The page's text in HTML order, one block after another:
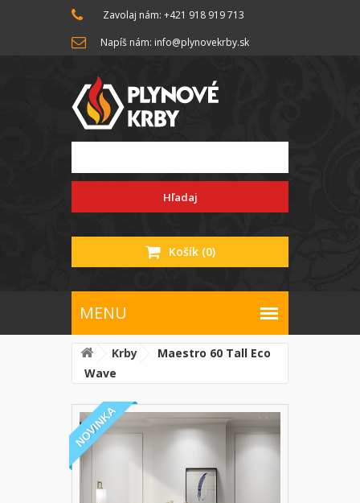
Zavolaj nám: +421 918 919 713
Napíš nám: info@plynovekrby.sk
Hľadaj
Košík (0)
Krby
Maestro 60 Tall Eco
Wave
NOVINKA